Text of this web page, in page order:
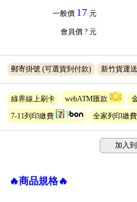
一般價 17 元
會員價 ? 元
郵寄掛號 (可選貨到付款) 新竹貨運
綠界線上刷卡 webATM匯款
7-11列印繳費
全家列印繳費
加入
🔥商品規格🔥